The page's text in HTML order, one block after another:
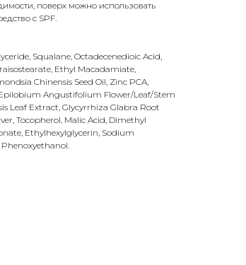
поверх можно использовать
с SPF.
Squalane, Octadecenedioic Acid,
Ethyl Macadamiate,
Chinensis Seed Oil, Zinc PCA,
Angustifolium Flower/Leaf/Stem
Leaf Extract, Glycyrrhiza Glabra Root
Tocopherol, Malic Acid, Dimethyl
Ethylhexylglycerin, Sodium